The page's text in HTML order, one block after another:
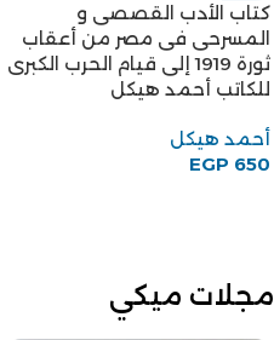
كتاب الأدب القصصى و
المسرحى فى مصر من أعقاب
ثورة 1919 إلى قيام الحرب الكبرى
للكاتب أحمد هيكل
أحمد هيكل
EGP 650
مجلات ميكي